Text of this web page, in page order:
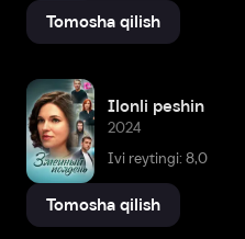
Tomosha qilish
Ilonli peshin
2024
Ivi reytingi: 8,0
Tomosha qilish